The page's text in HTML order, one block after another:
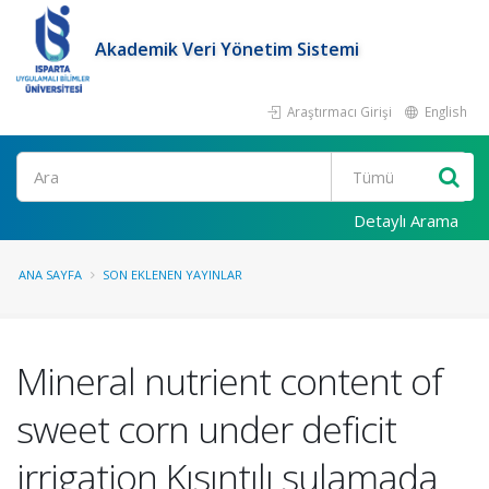
Akademik Veri Yönetim Sistemi
Araştırmacı Girişi English
Ara
Detaylı Arama
ANA SAYFA SON EKLENEN YAYINLAR
Mineral nutrient content of
sweet corn under deficit
irrigation Kısıntılı sulamada